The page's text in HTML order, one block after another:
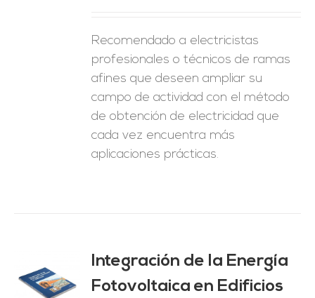
Recomendado a electricistas
profesionales o técnicos de ramas
afines que deseen ampliar su
campo de actividad con el método
de obtención de electricidad que
cada vez encuentra más
aplicaciones prácticas.
Integración de la Energía
Fotovoltaica en Edificios